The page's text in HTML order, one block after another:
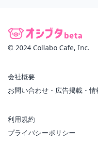
© 2024 Collabo Cafe, Inc.
会社概要
お問い合わせ・広告掲載・
利用規約
プライバシーポリシー